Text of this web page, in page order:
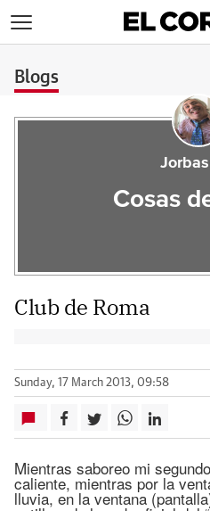
Blogs
Cosas
Club de Roma
Sunday, 17 March 2013, 09:58
Mientras saboreo mi
caliente, mientras por la
lluvia, en la ventana